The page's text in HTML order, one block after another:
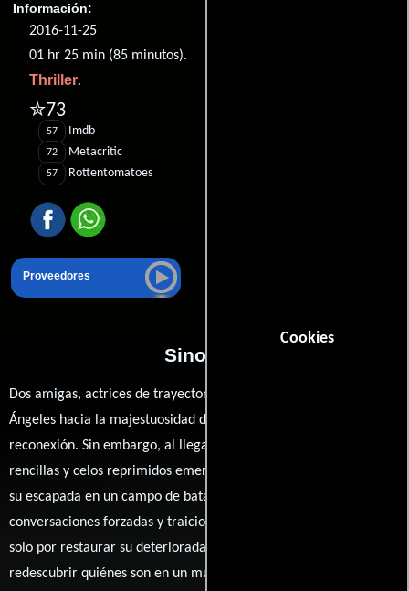
Cookies
Información:
2016-11-25
01 hr 25 min (85 minutos).
Thriller.
✮73
57 Imdb
72 Metacritic
57 Rottentomatoes
Proveedores
Sinopsis
Dos amigas, actrices de trayectorias desiguales, huyen de Los
Ángeles hacia la majestuosidad de Big Sur en busca de
reconexión. Sin embargo, al llegar a su aislado refugio, viejas
rencillas y celos reprimidos emergen con fuerza, transformando
su escapada en un campo de batalla emocional. Entre
conversaciones forzadas y traiciones veladas, ambas luchan no
solo por restaurar su deteriorada amistad, sino también por
redescubrir quiénes son en un mundo que las ha enfrentado. La